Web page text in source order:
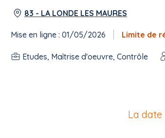
83 - LA LONDE LES MAURES
Mise en ligne : 01/05/2026 Limite de
Etudes, Maîtrise d'oeuvre, Contrôle
La date